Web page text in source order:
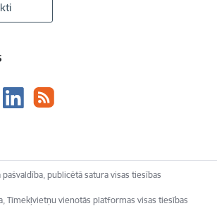
publicētā satura visas tiesības
Tīmekļvietņu vienotās platformas visas tiesības